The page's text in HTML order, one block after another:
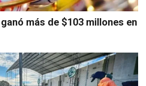
más de $103 millones en